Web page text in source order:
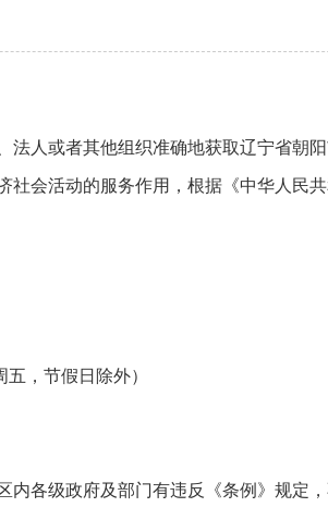
法人或者其他组织准确地获取辽宁省朝
会活动的服务作用，根据《中华人民
，节假日除外）
内各级政府及部门有违反《条例》规定